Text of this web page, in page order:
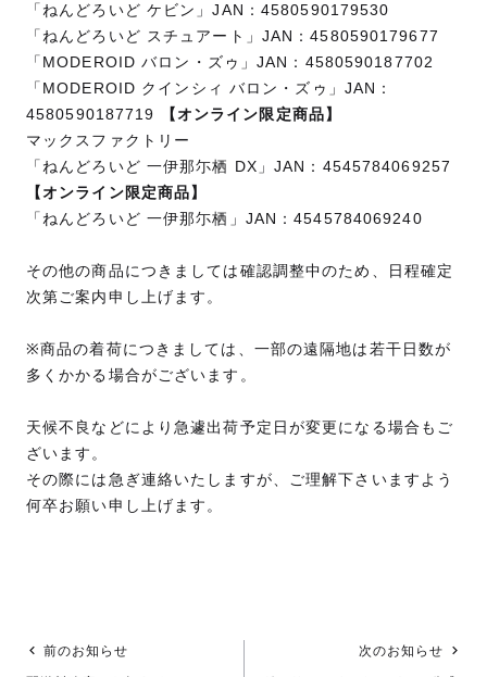
「ねんどろいど ケビン」JAN：4580590179530
「ねんどろいど スチュアート」JAN：4580590179677
「MODEROID バロン・ズゥ」JAN：4580590187702
「MODEROID クインシィ バロン・ズゥ」JAN：
4580590187719
【オンライン限定商品】
マックスファクトリー
「ねんどろいど 一伊那尓栖 DX」JAN：4545784069257
【オンライン限定商品】
「ねんどろいど 一伊那尓栖」JAN：4545784069240
その他の商品につきましては確認調整中のため、日程確定
次第ご案内申し上げます。
※商品の着荷につきましては、一部の遠隔地は若干日数が
多くかかる場合がございます。
天候不良などにより急遽出荷予定日が変更になる場合もご
ざいます。
その際には急ぎ連絡いたしますが、ご理解下さいますよう
何卒お願い申し上げます。
前のお知らせ 次のお知らせ